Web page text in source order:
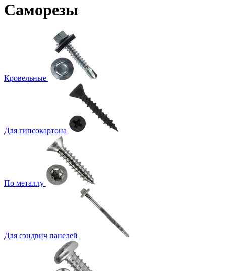
Саморезы
Кровельные
Для гипсокартона
По металлу
Для сэндвич панелей